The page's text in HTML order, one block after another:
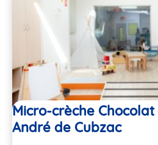
Micro-crèche
André de Cubzac